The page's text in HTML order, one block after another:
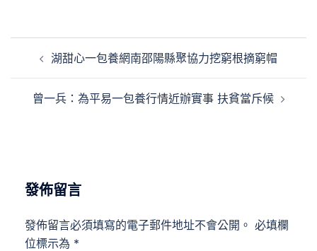
湖甜心一包養網南邵陽縣聚協力挖窮根摘窮帽
曾一兵：為平易一包養行情近辦實事 扶貧當斥候
發佈留言
發佈留言必須填寫的電子郵件地址不會公開。 必填欄
位標示為 *